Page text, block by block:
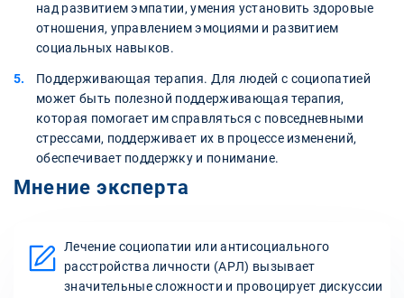
над развитием эмпатии, умения установить здоровые
отношения, управлением эмоциями и развитием
социальных навыков.
Поддерживающая терапия. Для людей с социопатией
может быть полезной поддерживающая терапия,
которая помогает им справляться с повседневными
стрессами, поддерживает их в процессе изменений,
обеспечивает поддержку и понимание.
Мнение эксперта
Лечение социопатии или антисоциального
расстройства личности (АРЛ) вызывает
значительные сложности и провоцирует дискуссии